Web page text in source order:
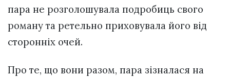
пара не розголошувала подробиць свого
роману та ретельно приховувала його від
сторонніх очей.
Про те, що вони разом, пара зізналася на